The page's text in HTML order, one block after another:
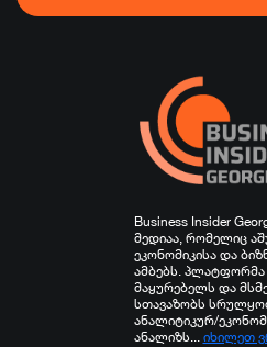
Business Insider
მედიაა, რომელიც
ეკონომიკისა და
ამბებს.
მაყურებელს და
სთავაზობს
ანალიტიკურ/
ანალიზს... იხილეთ